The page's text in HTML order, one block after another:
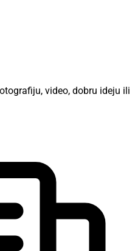
video, dobru ideju ili